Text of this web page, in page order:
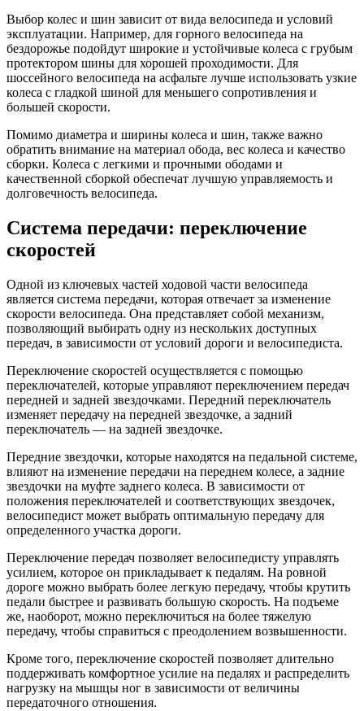
Выбор колес и шин зависит от вида велосипеда и условий
эксплуатации. Например, для горного велосипеда на
бездорожье подойдут широкие и устойчивые колеса с грубым
протектором шины для хорошей проходимости. Для
шоссейного велосипеда на асфальте лучше использовать узкие
колеса с гладкой шиной для меньшего сопротивления и
большей скорости.
Помимо диаметра и ширины колеса и шин, также важно
обратить внимание на материал обода, вес колеса и качество
сборки. Колеса с легкими и прочными ободами и
качественной сборкой обеспечат лучшую управляемость и
долговечность велосипеда.
Система передачи: переключение
скоростей
Одной из ключевых частей ходовой части велосипеда
является система передачи, которая отвечает за изменение
скорости велосипеда. Она представляет собой механизм,
позволяющий выбирать одну из нескольких доступных
передач, в зависимости от условий дороги и велосипедиста.
Переключение скоростей осуществляется с помощью
переключателей, которые управляют переключением передач
передней и задней звездочками. Передний переключатель
изменяет передачу на передней звездочке, а задний
переключатель — на задней звездочке.
Передние звездочки, которые находятся на педальной системе,
влияют на изменение передачи на переднем колесе, а задние
звездочки на муфте заднего колеса. В зависимости от
положения переключателей и соответствующих звездочек,
велосипедист может выбрать оптимальную передачу для
определенного участка дороги.
Переключение передач позволяет велосипедисту управлять
усилием, которое он прикладывает к педалям. На ровной
дороге можно выбрать более легкую передачу, чтобы крутить
педали быстрее и развивать большую скорость. На подъеме
же, наоборот, можно переключиться на более тяжелую
передачу, чтобы справиться с преодолением возвышенности.
Кроме того, переключение скоростей позволяет длительно
поддерживать комфортное усилие на педалях и распределить
нагрузку на мышцы ног в зависимости от величины
передаточного отношения.